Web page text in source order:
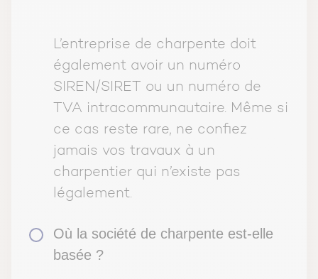
L’entreprise de charpente doit
également avoir un numéro
SIREN/SIRET ou un numéro de
TVA intracommunautaire. Même si
ce cas reste rare, ne confiez
jamais vos travaux à un
charpentier qui n’existe pas
légalement.
Où la société de charpente est-elle
basée ?